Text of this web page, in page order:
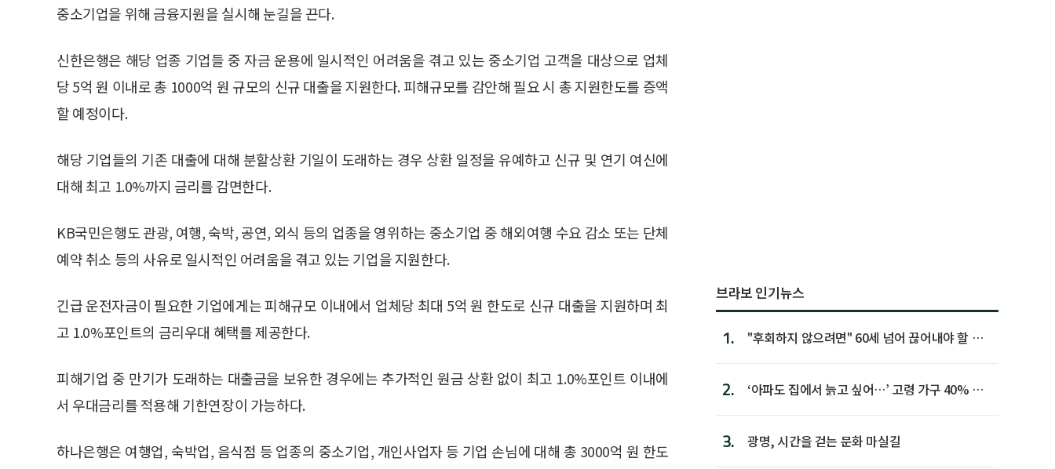
중소기업을 위해 금융지원을 실시해 눈길을 끈다.
신한은행은 해당 업종 기업들 중 자금 운용에 일시적인 어려움을 겪고 있는 중소기업 고객을 대상으로 업체
당 5억 원 이내로 총 1000억 원 규모의 신규 대출을 지원한다. 피해규모를 감안해 필요 시 총 지원한도를 증액
할 예정이다.
해당 기업들의 기존 대출에 대해 분할상환 기일이 도래하는 경우 상환 일정을 유예하고 신규 및 연기 여신에
대해 최고 1.0%까지 금리를 감면한다.
KB국민은행도 관광, 여행, 숙박, 공연, 외식 등의 업종을 영위하는 중소기업 중 해외여행 수요 감소 또는 단체
예약 취소 등의 사유로 일시적인 어려움을 겪고 있는 기업을 지원한다.
긴급 운전자금이 필요한 기업에게는 피해규모 이내에서 업체당 최대 5억 원 한도로 신규 대출을 지원하며 최
고 1.0%포인트의 금리우대 혜택를 제공한다.
피해기업 중 만기가 도래하는 대출금을 보유한 경우에는 추가적인 원금 상환 없이 최고 1.0%포인트 이내에
서 우대금리를 적용해 기한연장이 가능하다.
하나은행은 여행업, 숙박업, 음식점 등 업종의 중소기업, 개인사업자 등 기업 손님에 대해 총 3000억 원 한도
브라보 인기뉴스
1.
"후회하지 않으려면" 60세 넘어 끊어내야 할 사
2.
‘아파도 집에서 늙고 싶어…’ 고령 가구 40% 노
3. 광명, 시간을 걷는 문화 마실길